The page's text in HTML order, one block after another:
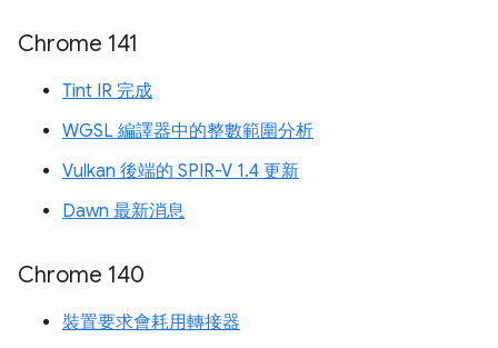
Chrome 141
Tint IR 完成
WGSL 編譯器中的整數範圍分析
Vulkan 後端的 SPIR-V 1.4 更新
Dawn 最新消息
Chrome 140
裝置要求會耗用轉接器